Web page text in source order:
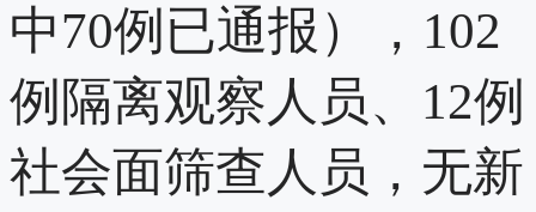
中70例已通报），102
例隔离观察人员、12例
社会面筛查人员，无新